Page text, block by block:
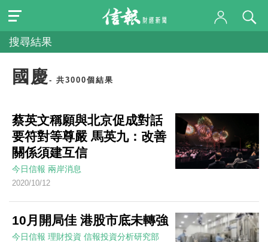
搜尋結果
國慶- 共3000個結果
蔡英文稱願與北京促成對話
要符對等尊嚴 馬英九：改善
關係須建互信
今日信報 兩岸消息
2020/10/12
10月開局佳 港股市底未轉強
今日信報 理財投資 信報投資分析研究部